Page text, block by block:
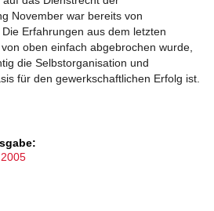
November war bereits von
Erfahrungen aus dem letzten
oben einfach abgebrochen wurde,
die Selbstorganisation und
für den gewerkschaftlichen Erfolg ist.